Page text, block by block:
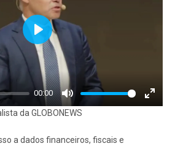
00:00
Mute
Enter
Play
da GLOBONEWS
a dados financeiros, fiscais e